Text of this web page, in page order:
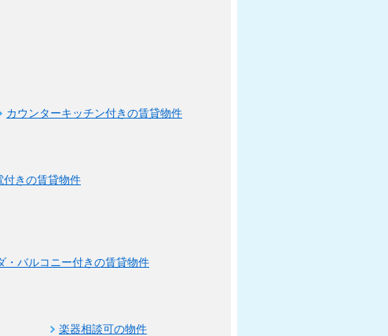
カウンターキッチン付きの賃貸物件
付きの賃貸物件
・バルコニー付きの賃貸物件
楽器相談可の物件